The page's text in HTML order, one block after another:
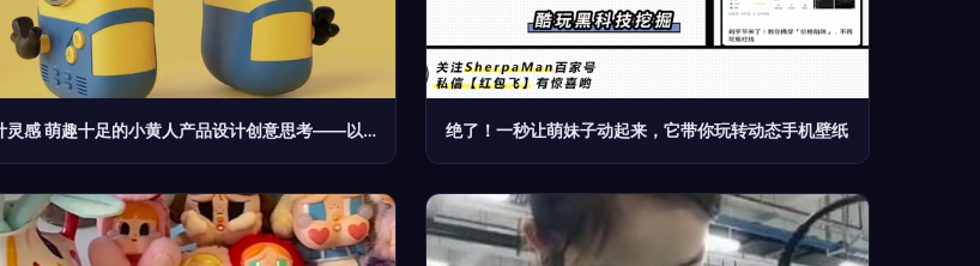
设计灵感 萌趣十足的小黄人产品设计创意思考——以小可掬点开启品牌新纪元 绝了！一秒让萌妹子动起来，它带你玩转动态手机壁纸